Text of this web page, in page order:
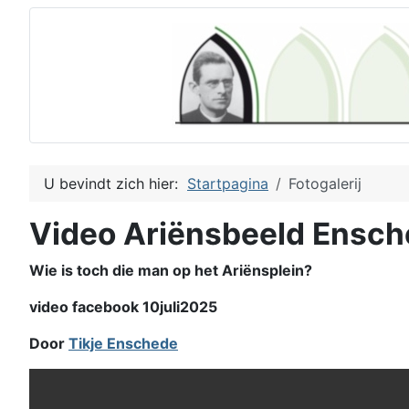
U bevindt zich hier: Startpagina Fotogalerij
Video Ariënsbeeld
Wie is toch die man op het Ariënsplein?
video facebook 10juli2025
Door Tikje Enschede